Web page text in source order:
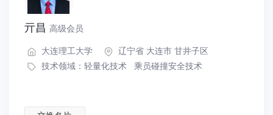
亓昌 高级会员
大连理工大学
辽宁省 大连市 甘井子区
技术领域： 轻量化技术 乘员碰撞安全技术